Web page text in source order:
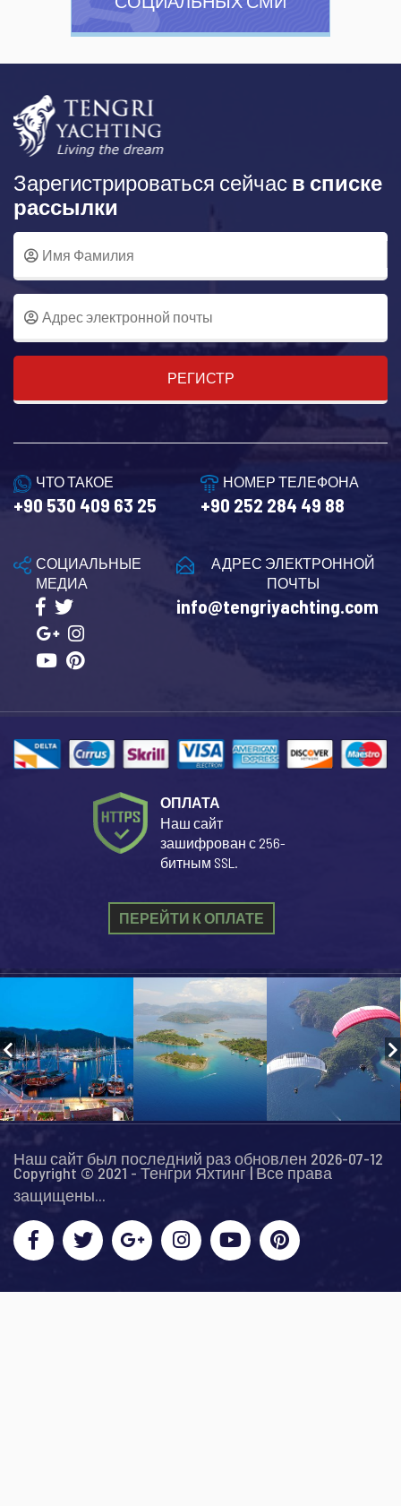
Зарегистрироваться сейчас в списке
рассылки
РЕГИСТР
ЧТО ТАКОЕ
+90 530 409 63 25
НОМЕР ТЕЛЕФОНА
+90 252 284 49 88
АДРЕС ЭЛЕКТРОННОЙ
ПОЧТЫ
info@tengriyachting.com
СОЦИАЛЬНЫЕ
МЕДИА
ОПЛАТА
Наш сайт
зашифрован с 256-
битным SSL.
ПЕРЕЙТИ К ОПЛАТЕ
Наш сайт был последний раз обновлен 2026-07-12
Copyright © 2021 - Тенгри Яхтинг | Все права
защищены...